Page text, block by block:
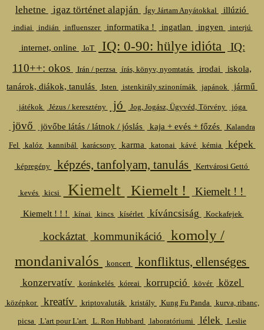
lehetne
igaz történet alapján Így Jártam Anyátokkal illúzió
indiai indián influenszer informatika ! ingatlan ingyen interjú
internet, online IoT IQ: 0-90: hülye idióta
IQ:
110++: okos
Irán / perzsa írás, könyv, nyomtatás irodai
iskola,
tanárok, diákok, tanulás
Isten istenkirály szinonímák japánok jármű
játékok Jézus / keresztény jó Jog, Jogász, Ügyvéd, Törvény jóga
jövő jövőbe látás / látnok / jóslás kaja + evés + főzés Kalandra
Fel kalóz kannibál karácsony karma katonai kávé kémia képek
képregény képzés, tanfolyam, tanulás Kertvárosi Gettó
kevés kicsi Kiemelt Kiemelt ! Kiemelt ! !
Kiemelt ! ! ! kínai kincs kísérlet kíváncsiság Kockafejek
kockáztat kommunikáció
komoly /
mondanivalós
koncert konfliktus, ellenséges
konzervatív koránkelés kóreai korrupció kövér közel
középkor kreatív kriptovaluták kristály Kung Fu Panda kurva, ribanc,
picsa L'art pour L'art L. Ron Hubbard laboratóriumi lélek Leslie